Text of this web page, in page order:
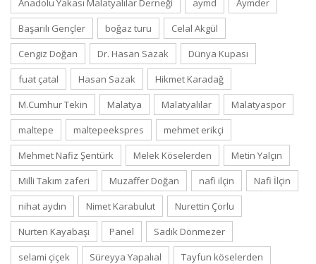
Anadolu Yakası Malatyalılar Derneği
aymd
Aymder
Başarılı Gençler
boğaz turu
Celal Akgül
Cengiz Doğan
Dr. Hasan Sazak
Dünya Kupası
fuat çatal
Hasan Sazak
Hikmet Karadağ
M.Cumhur Tekin
Malatya Malatyalılar
Malatyaspor
maltepe
maltepeekspres
mehmet erikçi
Mehmet Nafiz Şentürk
Melek Köselerden
Metin Yalçın
Milli Takım zaferi
Muzaffer Doğan nafi ilçin
Nafi İlçin
nihat aydın
Nimet Karabulut
Nurettin Çorlu
Nurten Kayabaşı
Panel
Sadık Dönmezer
selami çiçek
Süreyya Yapalıal
Tayfun köselerden